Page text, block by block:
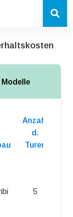
Anzahl
d.
Turen
5